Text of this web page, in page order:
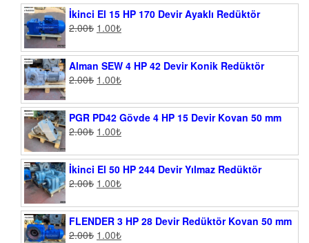
İkinci El 15 HP 170 Devir Ayaklı Redüktör
2.00₺ 1.00₺
Alman SEW 4 HP 42 Devir Konik Redüktör
2.00₺ 1.00₺
PGR PD42 Gövde 4 HP 15 Devir Kovan 50 mm
2.00₺ 1.00₺
İkinci El 50 HP 244 Devir Yılmaz Redüktör
2.00₺ 1.00₺
FLENDER 3 HP 28 Devir Redüktör Kovan 50 mm
2.00₺ 1.00₺